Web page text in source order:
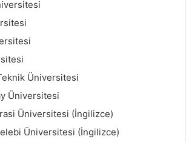
Üniversitesi
Üniversitesi
Üniversitesi (İngilizce)
Üniversitesi (İngilizce)